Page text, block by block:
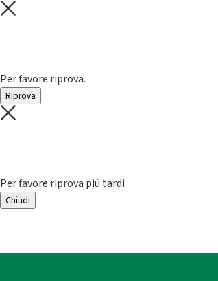
Per favore riprova.
Riprova
Per favore riprova piú tardi
Chiudi